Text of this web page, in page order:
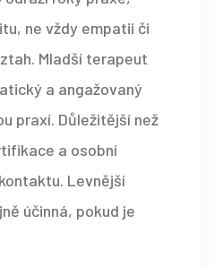
ne vždy empatii či
Mladší terapeut
a angažovaný
praxí. Důležitější než
a osobní
Levnější
účinná, pokud je